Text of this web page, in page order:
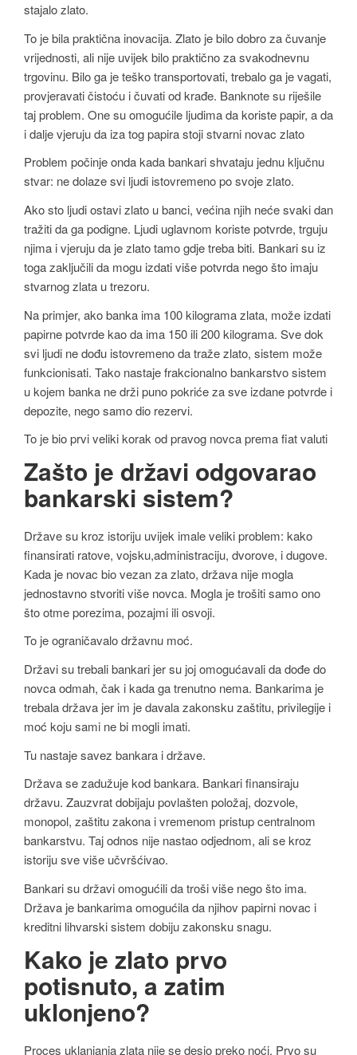
stajalo zlato.
To je bila praktična inovacija. Zlato je bilo dobro za čuvanje
vrijednosti, ali nije uvijek bilo praktično za svakodnevnu
trgovinu. Bilo ga je teško transportovati, trebalo ga je vagati,
provjeravati čistoću i čuvati od krađe. Banknote su riješile
taj problem. One su omogućile ljudima da koriste papir, a da
i dalje vjeruju da iza tog papira stoji stvarni novac zlato
Problem počinje onda kada bankari shvataju jednu ključnu
stvar: ne dolaze svi ljudi istovremeno po svoje zlato.
Ako sto ljudi ostavi zlato u banci, većina njih neće svaki dan
tražiti da ga podigne. Ljudi uglavnom koriste potvrde, trguju
njima i vjeruju da je zlato tamo gdje treba biti. Bankari su iz
toga zaključili da mogu izdati više potvrda nego što imaju
stvarnog zlata u trezoru.
Na primjer, ako banka ima 100 kilograma zlata, može izdati
papirne potvrde kao da ima 150 ili 200 kilograma. Sve dok
svi ljudi ne dođu istovremeno da traže zlato, sistem može
funkcionisati. Tako nastaje frakcionalno bankarstvo sistem
u kojem banka ne drži puno pokriće za sve izdane potvrde i
depozite, nego samo dio rezervi.
To je bio prvi veliki korak od pravog novca prema fiat valuti
Zašto je državi odgovarao
bankarski sistem?
Države su kroz istoriju uvijek imale veliki problem: kako
finansirati ratove, vojsku,administraciju, dvorove, i dugove.
Kada je novac bio vezan za zlato, država nije mogla
jednostavno stvoriti više novca. Mogla je trošiti samo ono
što otme porezima, pozajmi ili osvoji.
To je ograničavalo državnu moć.
Državi su trebali bankari jer su joj omogućavali da dođe do
novca odmah, čak i kada ga trenutno nema. Bankarima je
trebala država jer im je davala zakonsku zaštitu, privilegije i
moć koju sami ne bi mogli imati.
Tu nastaje savez bankara i države.
Država se zadužuje kod bankara. Bankari finansiraju
državu. Zauzvrat dobijaju povlašten položaj, dozvole,
monopol, zaštitu zakona i vremenom pristup centralnom
bankarstvu. Taj odnos nije nastao odjednom, ali se kroz
istoriju sve više učvršćivao.
Bankari su državi omogućili da troši više nego što ima.
Država je bankarima omogućila da njihov papirni novac i
kreditni lihvarski sistem dobiju zakonsku snagu.
Kako je zlato prvo
potisnuto, a zatim
uklonjeno?
Proces uklanjanja zlata nije se desio preko noći. Prvo su